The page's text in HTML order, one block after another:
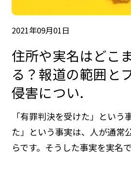
2021年09月01日
住所や実名はどこ
る？報道の範囲と
侵害につい.
「有罪判決を受けた」という
た」という事実は、人が通常
らです。そうした事実を実名